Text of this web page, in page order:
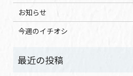
お知らせ
今週のイチオシ